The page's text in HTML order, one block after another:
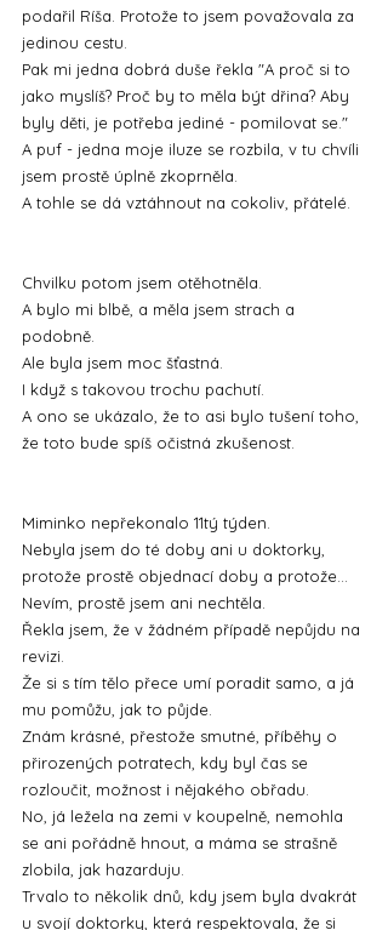
podařil Ríša. Protože to jsem považovala za
jedinou cestu.
Pak mi jedna dobrá duše řekla "A proč si to
jako myslíš? Proč by to měla být dřina? Aby
byly děti, je potřeba jediné - pomilovat se."
A puf - jedna moje iluze se rozbila, v tu chvíli
jsem prostě úplně zkoprněla.
A tohle se dá vztáhnout na cokoliv, přátelé.
Chvilku potom jsem otěhotněla.
A bylo mi blbě, a měla jsem strach a
podobně.
Ale byla jsem moc šťastná.
I když s takovou trochu pachutí.
A ono se ukázalo, že to asi bylo tušení toho,
že toto bude spíš očistná zkušenost.
Miminko nepřekonalo 11tý týden.
Nebyla jsem do té doby ani u doktorky,
protože prostě objednací doby a protože...
Nevím, prostě jsem ani nechtěla.
Řekla jsem, že v žádném případě nepůjdu na
revizi.
Že si s tím tělo přece umí poradit samo, a já
mu pomůžu, jak to půjde.
Znám krásné, přestože smutné, příběhy o
přirozených potratech, kdy byl čas se
rozloučit, možnost i nějakého obřadu.
No, já ležela na zemi v koupelně, nemohla
se ani pořádně hnout, a máma se strašně
zlobila, jak hazarduju.
Trvalo to několik dnů, kdy jsem byla dvakrát
u svojí doktorky, která respektovala, že si